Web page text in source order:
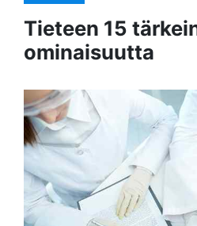
Tieteen 15
ominaisuutta